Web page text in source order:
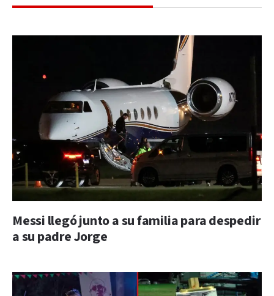
Messi llegó junto a su familia para despedir
a su padre Jorge